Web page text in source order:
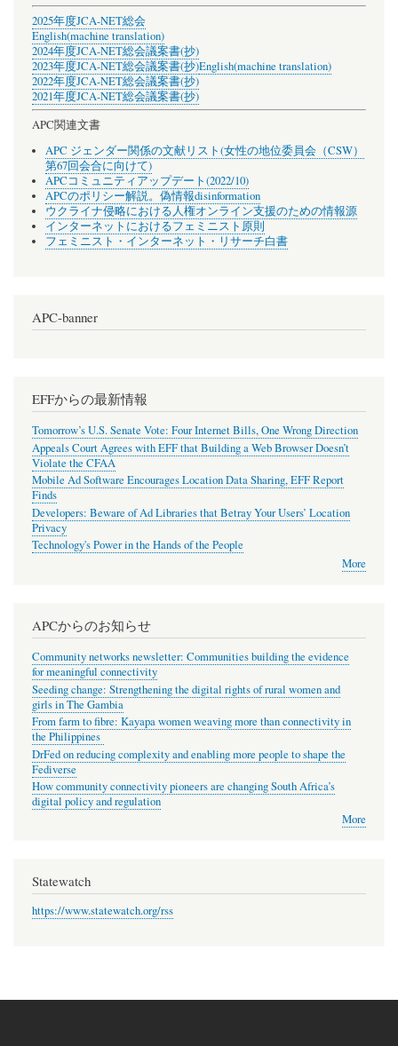
2025年度JCA-NET総会
English(machine translation)
2024年度JCA-NET総会議案書(抄)
2023年度JCA-NET総会議案書(抄)English(machine translation)
2022年度JCA-NET総会議案書(抄)
2021年度JCA-NET総会議案書(抄)
APC関連文書
APC ジェンダー関係の文献リスト(女性の地位委員会（CSW）
第67回会合に向けて)
APCコミュニティアップデート(2022/10)
APCのポリシー解説。偽情報disinformation
ウクライナ侵略における人権オンライン支援のための情報源
インターネットにおけるフェミニスト原則
フェミニスト・インターネット・リサーチ白書
APC-banner
EFFからの最新情報
Tomorrow’s U.S. Senate Vote: Four Internet Bills, One Wrong Direction
Appeals Court Agrees with EFF that Building a Web Browser Doesn’t
Violate the CFAA
Mobile Ad Software Encourages Location Data Sharing, EFF Report
Finds
Developers: Beware of Ad Libraries that Betray Your Users’ Location
Privacy
Technology's Power in the Hands of the People
More
APCからのお知らせ
Community networks newsletter: Communities building the evidence
for meaningful connectivity
Seeding change: Strengthening the digital rights of rural women and
girls in The Gambia
From farm to fibre: Kayapa women weaving more than connectivity in
the Philippines
DrFed on reducing complexity and enabling more people to shape the
Fediverse
How community connectivity pioneers are changing South Africa’s
digital policy and regulation
More
Statewatch
https://www.statewatch.org/rss